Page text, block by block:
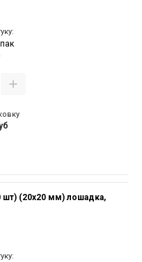
шт) (20х20 мм) лошадка,